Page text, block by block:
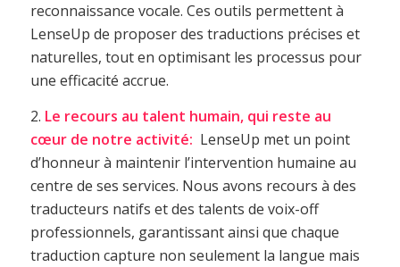
reconnaissance vocale. Ces outils permettent à
LenseUp de proposer des traductions précises et
naturelles, tout en optimisant les processus pour
une efficacité accrue.
2. Le recours au talent humain, qui reste au
cœur de notre activité: LenseUp met un point
d’honneur à maintenir l’intervention humaine au
centre de ses services. Nous avons recours à des
traducteurs natifs et des talents de voix-off
professionnels, garantissant ainsi que chaque
traduction capture non seulement la langue mais